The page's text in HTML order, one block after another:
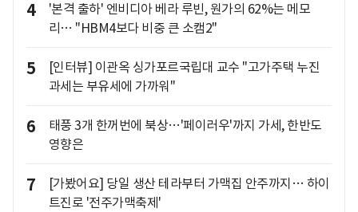
4
'본격 출하' 엔비디아 베라 루빈, 원가의 62%는 메모
리… "HBM4보다 비중 큰 소캠2"
5
[인터뷰] 이관옥 싱가포르국립대 교수 "고가주택 누진
과세는 부유세에 가까워"
6
태풍 3개 한꺼번에 북상…'페이러우'까지 가세, 한반도
영향은
7
[가봤어요] 당일 생산 테라부터 가맥집 안주까지… 하이
트진로 '전주가맥축제'